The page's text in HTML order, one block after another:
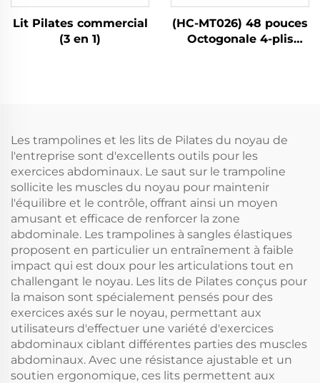
Lit Pilates commercial
(3 en 1)
(HC-MT026) 48 pouces
Octogonale 4-plis
Les trampolines et les lits de Pilates du noyau de
l'entreprise sont d'excellents outils pour les
exercices abdominaux. Le saut sur le trampoline
sollicite les muscles du noyau pour maintenir
l'équilibre et le contrôle, offrant ainsi un moyen
amusant et efficace de renforcer la zone
abdominale. Les trampolines à sangles élastiques
proposent en particulier un entraînement à faible
impact qui est doux pour les articulations tout en
challengant le noyau. Les lits de Pilates conçus pour
la maison sont spécialement pensés pour des
exercices axés sur le noyau, permettant aux
utilisateurs d'effectuer une variété d'exercices
abdominaux ciblant différentes parties des muscles
abdominaux. Avec une résistance ajustable et un
soutien ergonomique, ces lits permettent aux